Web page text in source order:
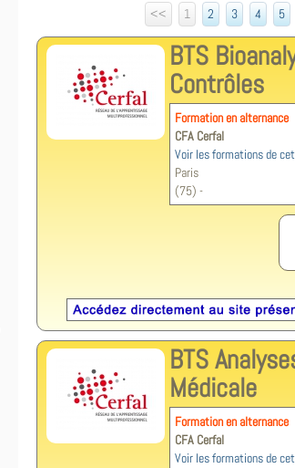
<<
1 2 3 4 5
BTS
Contrôles
Formation en alternance
CFA Cerfal
Voir les formations de
Paris
(75) -
BTS
Médicale
Formation en alternance
CFA Cerfal
Voir les formations de